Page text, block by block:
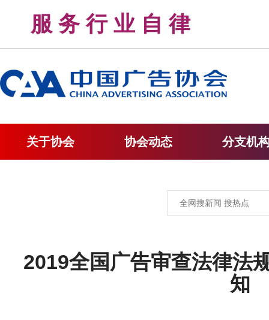
服 务 行 业 自 律
关于协会 协会动态 分支机
2019全国广告审查法律法
知